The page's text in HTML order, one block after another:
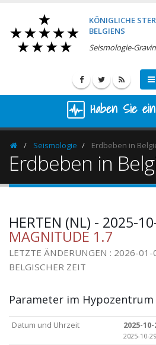
KÖNIGLICHE
BELGIENS
Seismologie-
Haben Sie
HomepageSeismologie Erdbeben in
Erdbeben in
HERTEN (NL) - 2025-
MAGNITUDE 1.7
LETZTE ÄNDERUNGEN : 2026-
BELGISCHER ZEIT
Parameter im Hypozentrum
Datum und Uhrzeit 2025-
2025-10-